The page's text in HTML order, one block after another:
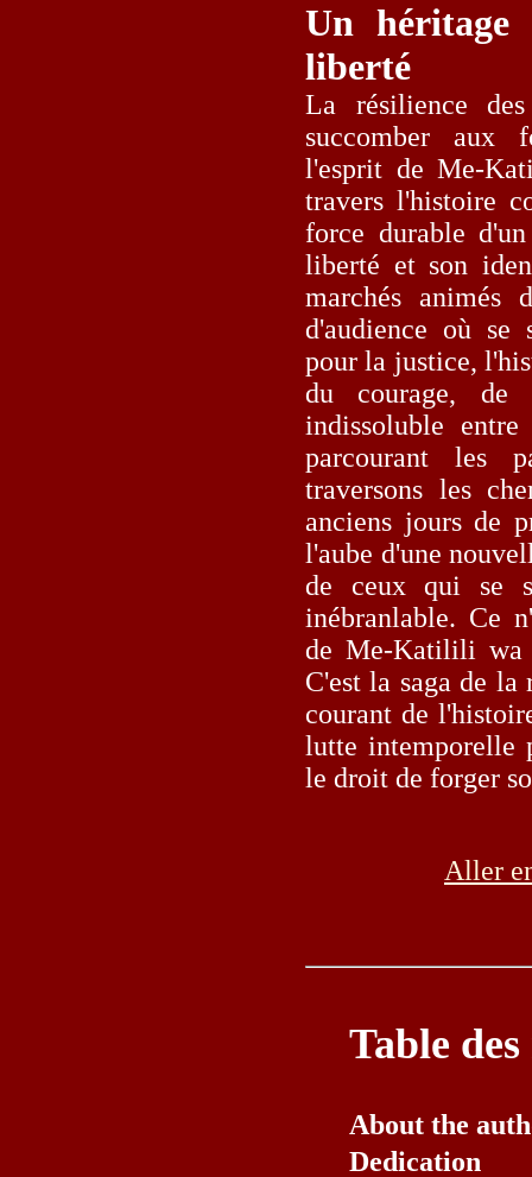
Un héritage
liberté
La résilience
succomber aux
l'esprit de Me-
travers l'histoire
force durable
liberté et son
marchés animés
d'audience où se
pour la justice,
du courage,
indissoluble
parcourant les
traversons les
anciens jours de
l'aube d'une
de ceux qui se
inébranlable. Ce
de Me-Katilili wa
C'est la saga de la
courant de
lutte intemporelle
le droit de forger
Aller
Table
About the
Dedication